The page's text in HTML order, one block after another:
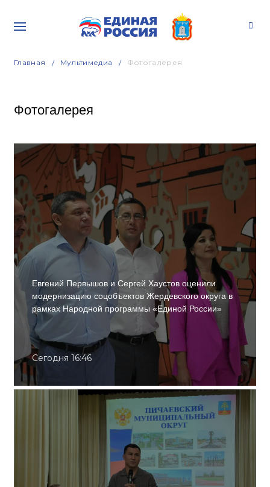
Главная Мультимедиа Фотогалерея
Фотогалерея
Евгений Первышов и Сергей Хаустов оценили
модернизацию соцобъектов Жердевского округа в
рамках Народной программы «Единой России»
Сегодня 16:46